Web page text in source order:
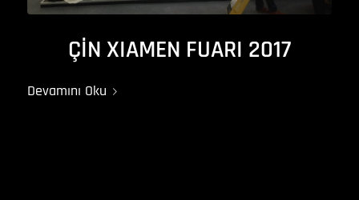
ÇİN XIAMEN FUARI 2017
Devamını Oku